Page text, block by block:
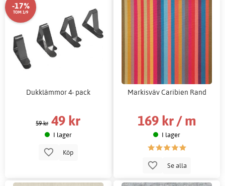
-17%
TOM 1/9
Dukklämmor 4- pack
59 kr 49 kr
I lager
Köp
Markisväv Caribien Rand
169 kr / m
I lager
Se alla